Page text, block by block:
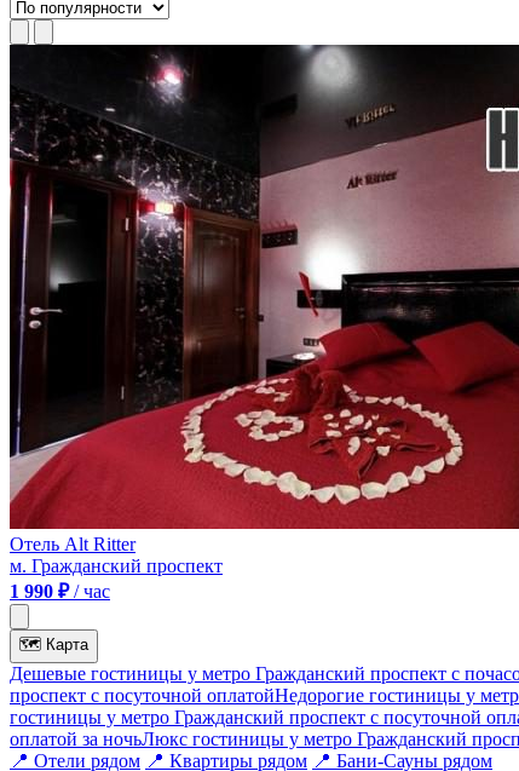
Отель Alt Ritter
м. Гражданский проспект
1 990 ₽/ час
🗺 Карта
Дешевые гостиницы у метро Гражданский проспект c
проспект c посуточной оплатойНедорогие гостиницы у
гостиницы у метро Гражданский проспект c посуточной
оплатой за ночьЛюкс гостиницы у метро Гражданский
📍 Отели рядом 📍 Квартиры рядом 📍 Бани-Сауны рядом